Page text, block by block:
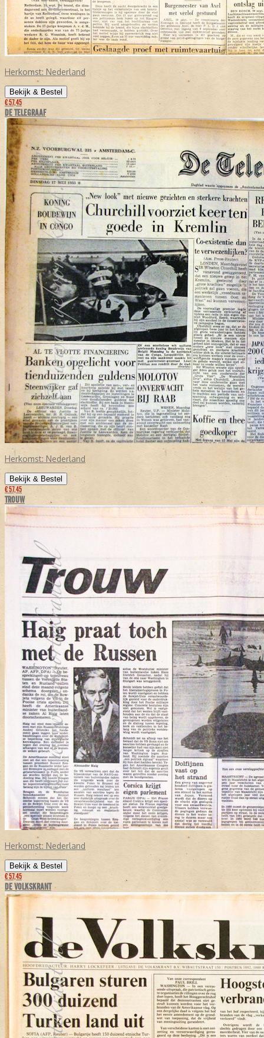
Herkomst: Nederland
Bekijk & Bestel
€ 57,45
DE TELEGRAAF
Herkomst: Nederland
Bekijk & Bestel
€ 57,45
TROUW
Herkomst: Nederland
Bekijk & Bestel
€ 57,45
DE VOLKSKRANT